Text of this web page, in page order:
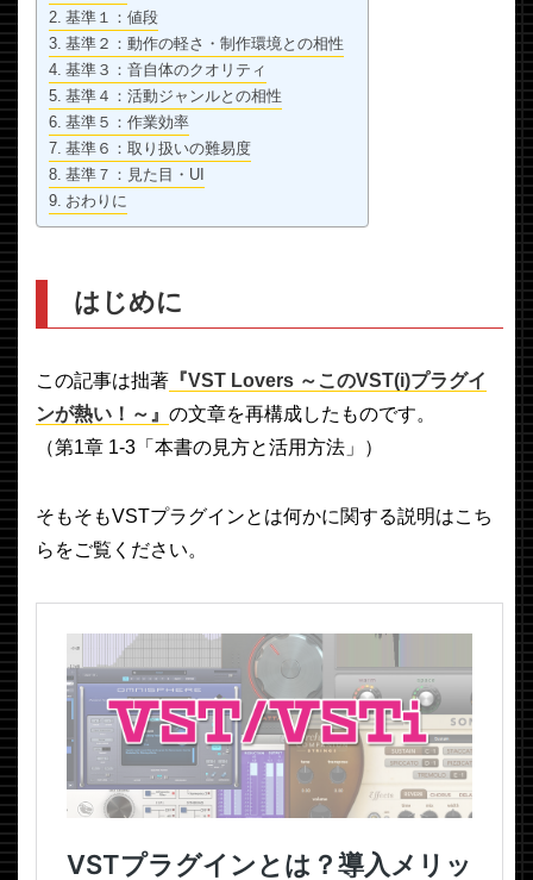
基準１：値段
基準２：動作の軽さ・制作環境との相性
基準３：音自体のクオリティ
基準４：活動ジャンルとの相性
基準５：作業効率
基準６：取り扱いの難易度
基準７：見た目・UI
おわりに
はじめに
この記事は拙著 『VST Lovers ～このVST(i)プラグイ
ンが熱い！～』 の文章を再構成したものです。
（第1章 1-3「本書の見方と活用方法」）
そもそもVSTプラグインとは何かに関する説明はこち
らをご覧ください。